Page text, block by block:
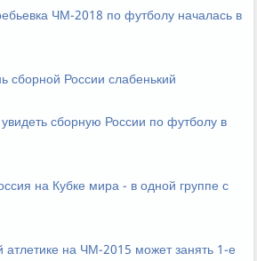
ЧМ-2018 по футболу началась в
России слабенький
сборную России по футболу в
на Кубке мира - в одной группе с
на ЧМ-2015 может занять 1-е